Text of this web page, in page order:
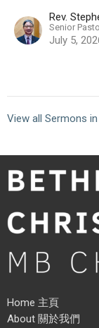
Rev.
Senior
July 5,
View all Sermons in
Home 主頁
About 關於我們